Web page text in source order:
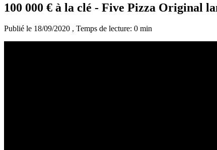
100 000 € à la clé - Five Pizza Original
Publié le 18/09/2020 , Temps de lecture: 0 min